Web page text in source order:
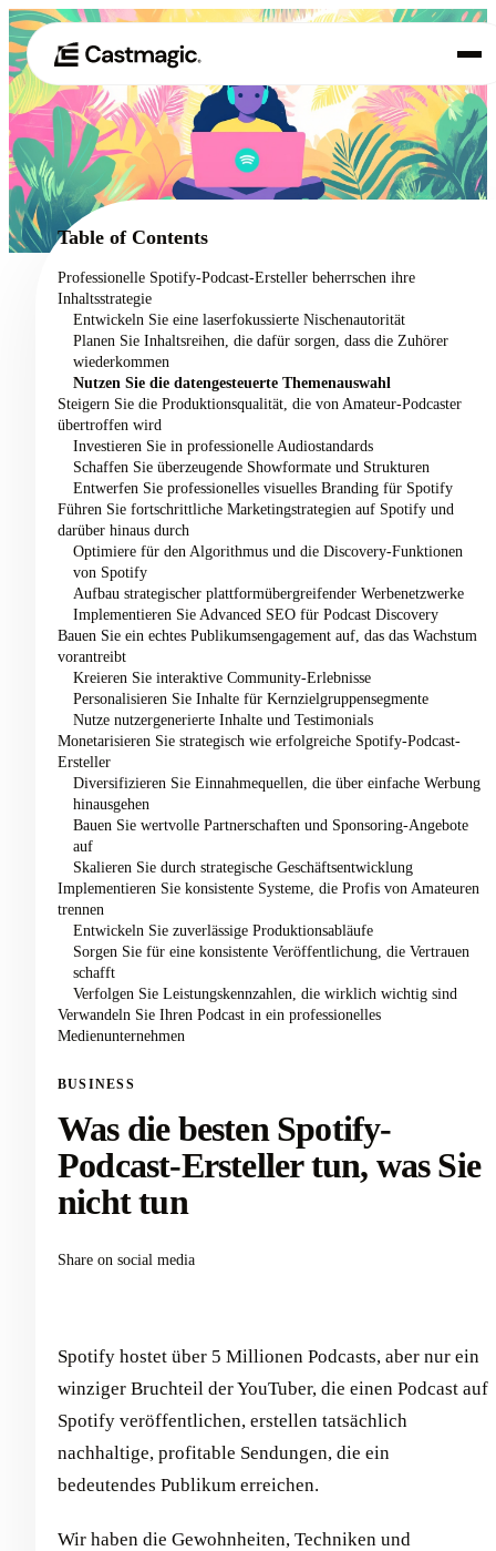
01 Produkt
02 Anwendungsfälle
Preisgestaltung
Über uns
Table of Contents
Professionelle Spotify-Podcast-Ersteller beherrschen ihre
Inhaltsstrategie
Entwickeln Sie eine laserfokussierte Nischenautorität
Planen Sie Inhaltsreihen, die dafür sorgen, dass die Zuhörer
wiederkommen
Nutzen Sie die datengesteuerte Themenauswahl
Steigern Sie die Produktionsqualität, die von Amateur-Podcaster
übertroffen wird
Investieren Sie in professionelle Audiostandards
Schaffen Sie überzeugende Showformate und Strukturen
Entwerfen Sie professionelles visuelles Branding für Spotify
Führen Sie fortschrittliche Marketingstrategien auf Spotify und
darüber hinaus durch
Optimiere für den Algorithmus und die Discovery-Funktionen
von Spotify
Aufbau strategischer plattformübergreifender Werbenetzwerke
Implementieren Sie Advanced SEO für Podcast Discovery
Bauen Sie ein echtes Publikumsengagement auf, das das Wachstum
vorantreibt
Kreieren Sie interaktive Community-Erlebnisse
Personalisieren Sie Inhalte für Kernzielgruppensegmente
Nutze nutzergenerierte Inhalte und Testimonials
Monetarisieren Sie strategisch wie erfolgreiche Spotify-Podcast-
Ersteller
Diversifizieren Sie Einnahmequellen, die über einfache Werbung
hinausgehen
Bauen Sie wertvolle Partnerschaften und Sponsoring-Angebote
auf
Skalieren Sie durch strategische Geschäftsentwicklung
Implementieren Sie konsistente Systeme, die Profis von Amateuren
trennen
Entwickeln Sie zuverlässige Produktionsabläufe
Sorgen Sie für eine konsistente Veröffentlichung, die Vertrauen
schafft
Verfolgen Sie Leistungskennzahlen, die wirklich wichtig sind
Verwandeln Sie Ihren Podcast in ein professionelles
Medienunternehmen
BUSINESS
Was die besten Spotify-
Podcast-Ersteller tun, was Sie
nicht tun
Share on social media
Spotify hostet über 5 Millionen Podcasts, aber nur ein
winziger Bruchteil der YouTuber, die einen Podcast auf
Spotify veröffentlichen, erstellen tatsächlich
nachhaltige, profitable Sendungen, die ein
bedeutendes Publikum erreichen.
Wir haben die Gewohnheiten, Techniken und